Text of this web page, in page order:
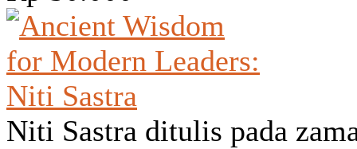
Niti Sastra ditulis pada